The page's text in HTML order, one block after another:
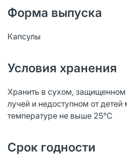
Форма выпуска
Капсулы
Условия хранения
Хранить в сухом,
лучей и недоступном от детей
температуре не выше 25°C
Срок годности